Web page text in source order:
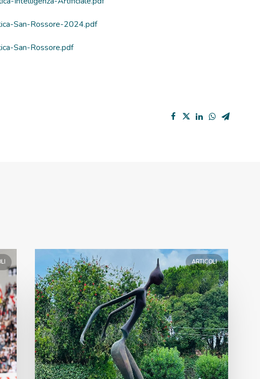
San-Rossore-2024.pdf
San-Rossore.pdf
ARTICOLI